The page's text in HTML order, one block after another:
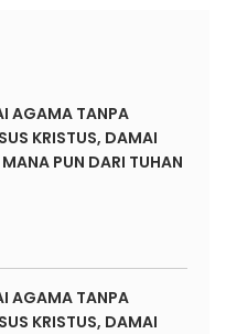
AGAMA TANPA
KRISTUS, DAMAI
PUN DARI TUHAN
AGAMA TANPA
KRISTUS, DAMAI